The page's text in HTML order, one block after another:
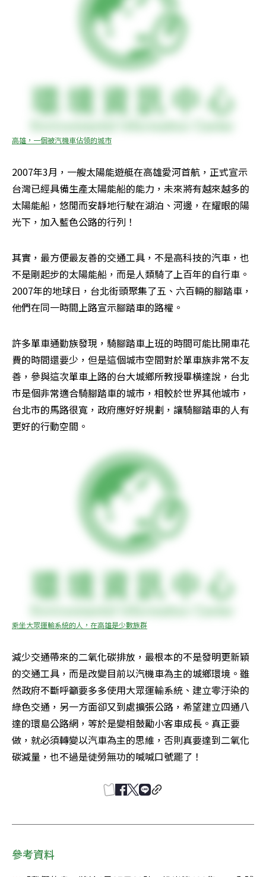
高雄，一個被汽機車佔領的城市
2007年3月，一艘太陽能遊艇在高雄愛河首航，正式宣示
台灣已經具備生產太陽能船的能力，未來將有越來越多的
太陽能船，悠閒而安靜地行駛在湖泊、河邊，在耀眼的陽
光下，加入藍色公路的行列！
其實，最方便最友善的交通工具，不是高科技的汽車，也
不是剛起步的太陽能船，而是人類騎了上百年的自行車。
2007年的地球日，台北街頭聚集了五、六百輛的腳踏車，
他們在同一時間上路宣示腳踏車的路權。
許多單車通勤族發現，騎腳踏車上班的時間可能比開車花
費的時間還要少，但是這個城市空間對於單車族非常不友
善，參與這次單車上路的台大城鄉所教授畢橫達說，台北
市是個非常適合騎腳踏車的城市，相較於世界其他城市，
台北市的馬路很寬，政府應好好規劃，讓騎腳踏車的人有
更好的行動空間。
乘坐大眾運輸系統的人，在高雄是少數族群
減少交通帶來的二氧化碳排放，最根本的不是發明更新穎
的交通工具，而是改變目前以汽機車為主的城鄉環境。雖
然政府不斷呼籲要多多使用大眾運輸系統、建立零汙染的
綠色交通，另一方面卻又到處擴張公路，希望建立四通八
達的環島公路網，等於是變相鼓勵小客車成長。真正要
做，就必須轉變以汽車為主的思維，否則真要達到二氧化
碳減量，也不過是徒勞無功的喊喊口號罷了！
參考資料